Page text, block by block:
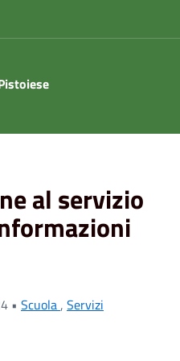
al servizio
• Scuola, Servizi